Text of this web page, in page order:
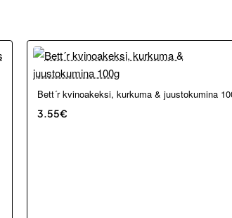
Bett´r kvinoakeksi, kurkuma & juustokumina
3.55€